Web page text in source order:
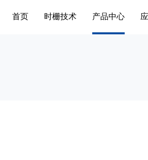
首页 时栅技术 产品中心